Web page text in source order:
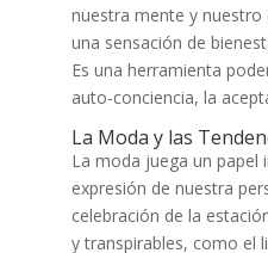
nuestra mente y
una sensación de
Es una herramienta
auto-conciencia, la
La Moda y las
La moda juega un papel
expresión de nuestra
celebración de la
y transpirables, como el